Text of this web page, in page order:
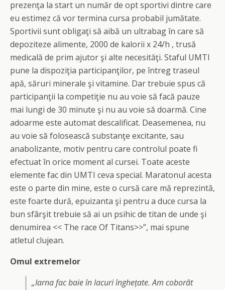
prezenţa la start un număr de opt sportivi dintre care
eu estimez că vor termina cursa probabil jumătate.
Sportivii sunt obligaţi să aibă un ultrabag în care să
depoziteze alimente, 2000 de kalorii x 24/h , trusă
medicală de prim ajutor şi alte necesităţi. Staful UMTI
pune la dispoziţia participanţilor, pe întreg traseul
apă, săruri minerale şi vitamine. Dar trebuie spus că
participanţii la competiţie nu au voie să facă pauze
mai lungi de 30 minute şi nu au voie să doarmă. Cine
adoarme este automat descalificat. Deasemenea, nu
au voie să folosească substanţe excitante, sau
anabolizante, motiv pentru care controlul poate fi
efectuat în orice moment al cursei. Toate aceste
elemente fac din UMTI ceva special. Maratonul acesta
este o parte din mine, este o cursă care mă reprezintă,
este foarte dură, epuizanta şi pentru a duce cursa la
bun sfârşit trebuie să ai un psihic de titan de unde şi
denumirea << The race Of Titans>>”, mai spune
atletul clujean.
Omul extremelor
„Iarna fac baie în lacuri înghețate. Am coborât